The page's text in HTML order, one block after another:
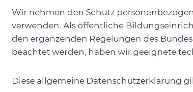
Wir nehmen den Schutz
verwenden. Als öffentliche
den ergänzenden Regelungen des
beachtet werden, haben wir geeignete
Diese allgemeine Datenschutzerklärung